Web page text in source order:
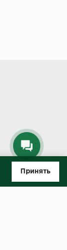
Принять